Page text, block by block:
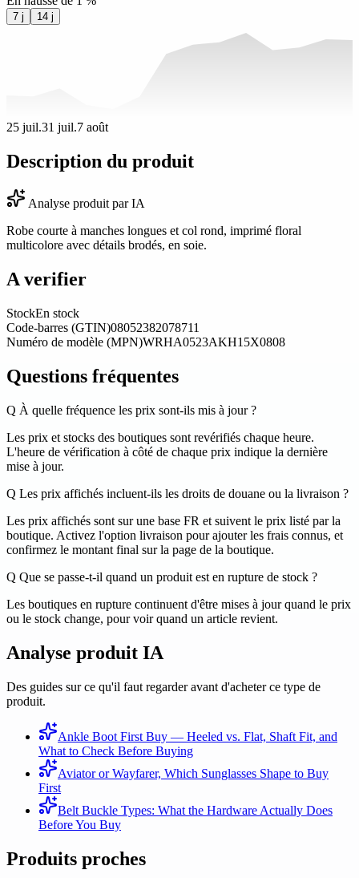
7 j 14 j
25 juil.31 juil.7 août
Description du produit
Analyse produit par IA
Robe courte à manches longues et col rond, imprimé floral
multicolore avec détails brodés, en soie.
A verifier
StockEn stock
Code-barres (GTIN)08052382078711
Numéro de modèle (MPN)WRHA0523AKH15X0808
Questions fréquentes
Q À quelle fréquence les prix sont-ils mis à jour ?
Les prix et stocks des boutiques sont revérifiés chaque heure.
L'heure de vérification à côté de chaque prix indique la dernière
mise à jour.
Q Les prix affichés incluent-ils les droits de douane ou la livraison ?
Les prix affichés sont sur une base FR et suivent le prix listé par la
boutique. Activez l'option livraison pour ajouter les frais connus, et
confirmez le montant final sur la page de la boutique.
Q Que se passe-t-il quand un produit est en rupture de stock ?
Les boutiques en rupture continuent d'être mises à jour quand le prix
ou le stock change, pour voir quand un article revient.
Analyse produit IA
Des guides sur ce qu'il faut regarder avant d'acheter ce type de
produit.
Ankle Boot First Buy — Heeled vs. Flat, Shaft Fit, and
What to Check Before Buying
Aviator or Wayfarer, Which Sunglasses Shape to Buy
First
Belt Buckle Types: What the Hardware Actually Does
Before You Buy
Produits proches